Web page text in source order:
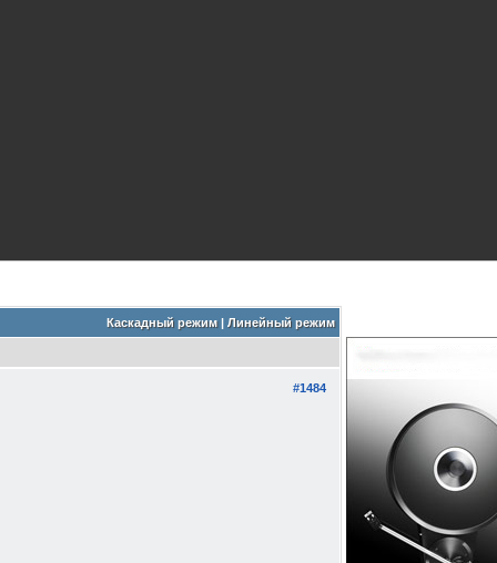
Каскадный режим| Линейный режим
#1484